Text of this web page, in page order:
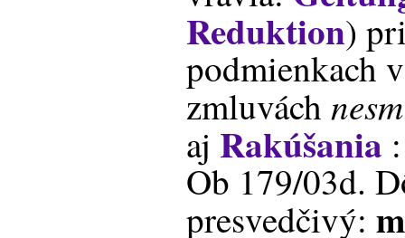
Reduktion)
podmienkach
zmluvách
aj Rakúšania
Ob 179/03d.
presvedčivý: